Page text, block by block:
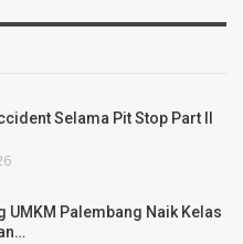
Selama Pit Stop Part II
UMKM Palembang Naik Kelas